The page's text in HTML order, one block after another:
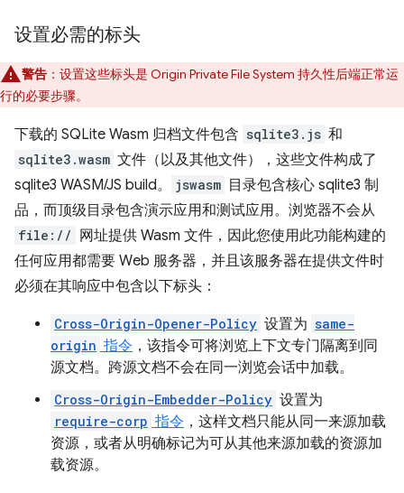
设置必需的标头
警告 ：设置这些标头是 Origin Private File System 持久性后端正常运
行的必要步骤。
下载的 SQLite Wasm 归档文件包含 sqlite3.js 和
sqlite3.wasm 文件（以及其他文件），这些文件构成了
sqlite3 WASM/JS build。
jswasm 目录包含核心 sqlite3 制
品，而顶级目录包含演示应用和测试应用。浏览器不会从
file://
网址提供 Wasm 文件，因此您使用此功能构建的
任何应用都需要 Web 服务器，并且该服务器在提供文件时
必须在其响应中包含以下标头：
Cross-Origin-Opener-Policy 设置为 same-
origin 指令 ，该指令可将浏览上下文专门隔离到同
源文档。跨源文档不会在同一浏览会话中加载。
Cross-Origin-Embedder-Policy 设置为
require-corp 指令 ，这样文档只能从同一来源加载
资源，或者从明确标记为可从其他来源加载的资源加
载资源。